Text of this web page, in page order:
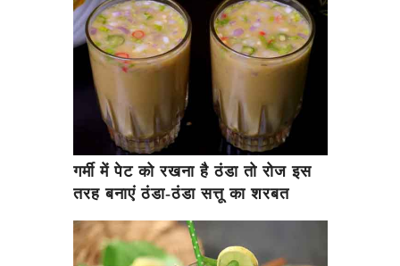
गर्मी में पेट को रखना है ठंडा तो रोज इस
तरह बनाएं ठंडा-ठंडा सत्तू का शरबत